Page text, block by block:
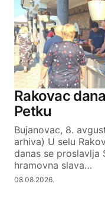
Rakovac
Petku
Bujanovac, 8.
arhiva) U selu
danas se proslavlja
hramovna slava…
08.08.2026.